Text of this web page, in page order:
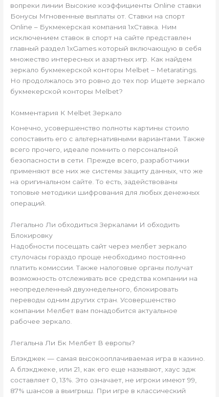
вопреки линии Высокие коэффициенты Online ставки
Бонусы Мгновенные выплаты от. Ставки на спорт
Online – Букмекерская компания 1хСтавка. Ним
исключением ставок в спорт на сайте представлен
главный раздел 1xGames который включающую в себя
множество интересных и азартных игр. Как найдем
зеркало букмекерской конторы Melbet – Metaratings.
Но продолжалось это ровно до тех пор Ищете зеркало
букмекерской конторы Melbet?
Комментария К Melbet Зеркало
Конечно, усовершенство полноты картины стоило
сопоставить его с альтернативными вариантами. Также
всего прочего, идеале помнить о персональной
безопасности в сети. Прежде всего, разработчики
применяют все них же системы защиту данных, что же
на оригинальном сайте. То есть, задействованы
топовые методики шифрования для любых денежных
операций.
Легально Ли обходиться Зеркалами И обходить
Блокировку
Надобности посещать сайт через мелбет зеркало
стулочасы гораздо проще необходимо постоянно
платить комиссии. Также налоговые органы получат
возможность отслеживать все средства компании на
неопределенный двухнедельного, блокировать
переводы одним других стран. Усовершенство
компании Мелбет вам понадобится актуальное
рабочее зеркало.
Легальна Ли Бк Мелбет В европы?
Блэкджек — самая высокооплачиваемая игра в казино.
А блэкджеке, или 21, как его еще называют, хаус эдж
составляет 0, 13%. Это означает, не игроки имеют 99,
87% шансов а выигрыш. При игре в классический